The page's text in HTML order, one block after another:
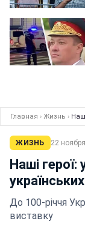
Главная › Жизнь ›
ЖИЗНЬ 22
Наші герої:
До 100-річчя
виставку